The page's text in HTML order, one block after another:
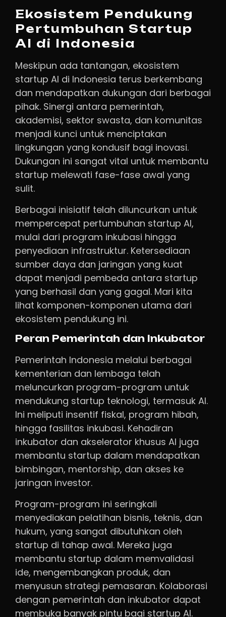
Ekosistem Pendukung
Pertumbuhan Startup
AI di Indonesia
Meskipun ada tantangan, ekosistem
startup AI di Indonesia terus berkembang
dan mendapatkan dukungan dari berbagai
pihak. Sinergi antara pemerintah,
akademisi, sektor swasta, dan komunitas
menjadi kunci untuk menciptakan
lingkungan yang kondusif bagi inovasi.
Dukungan ini sangat vital untuk membantu
startup melewati fase-fase awal yang
sulit.
Berbagai inisiatif telah diluncurkan untuk
mempercepat pertumbuhan startup AI,
mulai dari program inkubasi hingga
penyediaan infrastruktur. Ketersediaan
sumber daya dan jaringan yang kuat
dapat menjadi pembeda antara startup
yang berhasil dan yang gagal. Mari kita
lihat komponen-komponen utama dari
ekosistem pendukung ini.
Peran Pemerintah dan Inkubator
Pemerintah Indonesia melalui berbagai
kementerian dan lembaga telah
meluncurkan program-program untuk
mendukung startup teknologi, termasuk AI.
Ini meliputi insentif fiskal, program hibah,
hingga fasilitas inkubasi. Kehadiran
inkubator dan akselerator khusus AI juga
membantu startup dalam mendapatkan
bimbingan, mentorship, dan akses ke
jaringan investor.
Program-program ini seringkali
menyediakan pelatihan bisnis, teknis, dan
hukum, yang sangat dibutuhkan oleh
startup di tahap awal. Mereka juga
membantu startup dalam memvalidasi
ide, mengembangkan produk, dan
menyusun strategi pemasaran. Kolaborasi
dengan pemerintah dan inkubator dapat
membuka banyak pintu bagi startup AI.